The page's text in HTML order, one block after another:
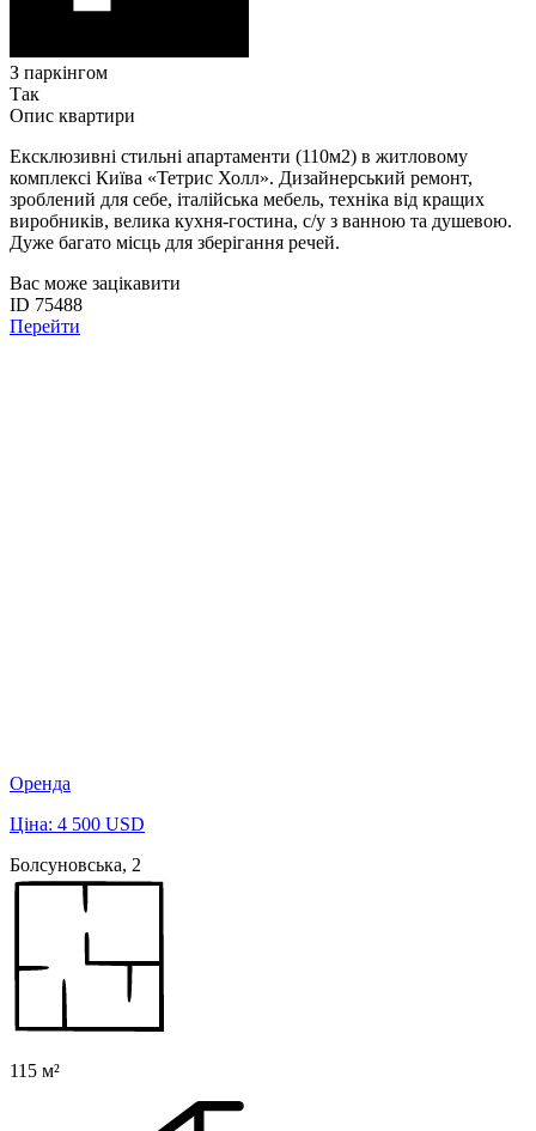
З паркінгом
Так
Опис квартири
Ексклюзивні стильні апартаменти (110м2) в житловому
комплексі Київа «Тетрис Холл». Дизайнерський ремонт,
зроблений для себе, італійська мебель, техніка від кращих
виробників, велика кухня-гостина, с/у з ванною та душевою.
Дуже багато місць для зберігання речей.
Вас може зацікавити
ID 75488
Перейти
Оренда
Ціна: 4 500 USD
Болсуновська, 2
115 м²